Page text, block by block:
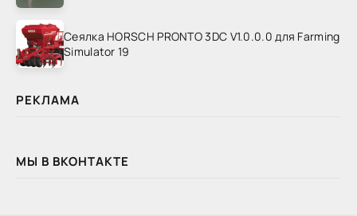
Сеялка HORSCH PRONTO 3DC V1.0.0.0 для Farming
Simulator 19
РЕКЛАМА
МЫ В ВКОНТАКТЕ